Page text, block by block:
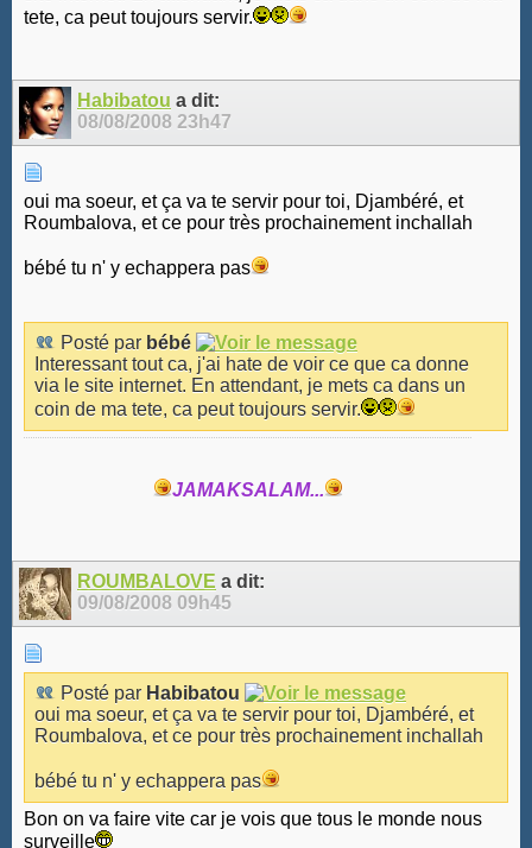
tete, ca peut toujours servir.
Habibatou a dit:
08/08/2008 23h47
oui ma soeur, et ça va te servir pour toi, Djambéré, et
Roumbalova, et ce pour très prochainement inchallah
bébé tu n' y echappera pas
Posté par bébé
Interessant tout ca, j'ai hate de voir ce que ca donne
via le site internet. En attendant, je mets ca dans un
coin de ma tete, ca peut toujours servir.
JAMAKSALAM...
ROUMBALOVE a dit:
09/08/2008 09h45
Posté par Habibatou
oui ma soeur, et ça va te servir pour toi, Djambéré, et
Roumbalova, et ce pour très prochainement inchallah
bébé tu n' y echappera pas
Bon on va faire vite car je vois que tous le monde nous
surveille